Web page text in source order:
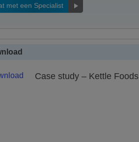
met een Specialist
Case study – Kettle Foods